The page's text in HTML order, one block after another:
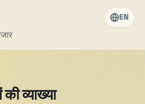
EN
व्याख्या